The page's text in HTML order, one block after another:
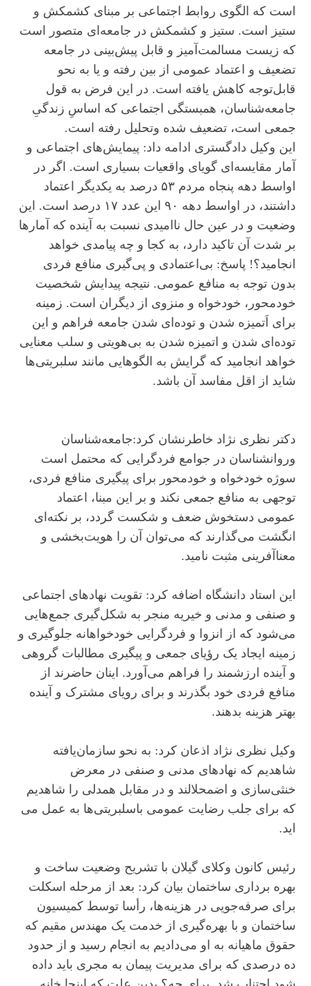
است که الگوی روابط اجتماعی بر مبنای کشمکش و
ستیز است. ستیز و کشمکش در جامعه‌ای متصور است
که زیست مسالمت‌آمیز و قابل پیش‌بینی در جامعه
تضعیف و اعتماد عمومی از بین رفته و یا به نحو
قابل‌توجه کاهش یافته است. در این فرض به قول
جامعه‌شناسان، همبستگی اجتماعی که اساسِ زندگیِ
جمعی است، تضعیف شده وتحلیل رفته است.
این وکیل دادگستری ادامه داد: پیمایش‌های اجتماعی و
آمار مقایسه‌ای گویای واقعیات بسیاری است. اگر در
اواسط دهه پنجاه مردم ۵۳ درصد به یکدیگر اعتماد
داشتند، در اواسط دهه ۹۰ این عدد ۱۷ درصد است. این
وضعیت و در عین حال ناامیدی نسبت به آینده که آمارها
بر شدت آن تاکید دارد، به کجا و چه پیامدی خواهد
انجامید؟! پاسخ: بی‌اعتمادی و پی‌گیری منافع فردی
بدون توجه به منافع عمومی. نتیجه پیدایش شخصیت
خودمحور، خودخواه و منزوی از دیگران است. زمینه
برای اَتمیزه شدن و توده‌ای شدن جامعه فراهم و این
توده‌ای شدن و اتمیزه شدن به بی‌هویتی و سلب معنایی
خواهد انجامید که گرایش به الگوهایی مانند سلبریتی‌ها
شاید از اقل مفاسد آن باشد.
دکتر نظری نژاد خاطرنشان کرد:جامعه‌شناسان
وروانشناسان در جوامع فردگرایی که محتمل است
سوژه خودخواه و خودمحور برای پیگیری منافع فردی،
توجهی به منافع جمعی نکند و بر این مبنا، اعتماد
عمومی دستخوش ضعف و شکست گردد، بر نکته‌ای
انگشت می‌گذارند که می‌توان آن را هویت‌بخشی و
معناآفرینی مثبت نامید.
این استاد دانشگاه اضافه کرد: تقویت نهادهای اجتماعی
و صنفی و مدنی ‌و خیریه منجر به شکل‌گیری جمع‌هایی
می‌شود که از انزوا ‌و فردگرایی خودخواهانه جلوگیری و
زمینه ایجاد یک رؤیای جمعی و پیگیری ‌مطالبات گروهی
و آینده ارزشمند را فراهم می‌آورد. اینان حاضرند از
منافع فردی خود بگذرند و برای رویای مشترک و آینده
بهتر هزینه بدهند.
وکیل نظری نژاد اذعان کرد: به نحو سازمان‌یافته
شاهدیم که نهادهای مدنی و صنفی در معرض
خنثی‌سازی و اضمحلالند و در مقابل همدلی را شاهدیم
که برای جلب رضایت عمومی باسلبریتی‌ها به عمل می
اید.
رئیس کانون وکلای گیلان با تشریح وضعیت ساخت و
بهره برداری ساختمان بیان کرد: بعد از مرحله اسکلت
برای صرفه‌جویی در هزینه‌ها، رأسا توسط کمیسیون
ساختمان و با بهره‌گیری از خدمت یک مهندس مقیم که
حقوق ماهیانه به او می‌دادیم به انجام رسید و از حدود
ده درصدی که برای مدیریت پیمان به مجری باید داده